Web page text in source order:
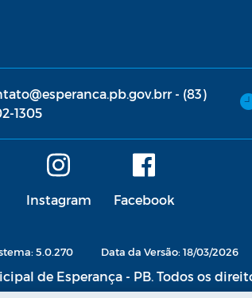
- (83)
1305
Instagram Facebook
5.0.270 Data da Versão: 18/03/2026
de Esperança - PB. Todos os